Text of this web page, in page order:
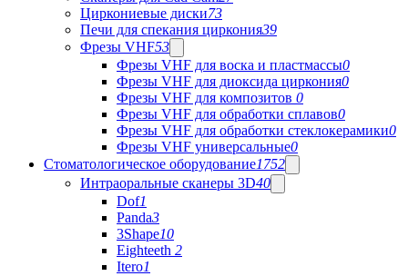
Циркониевые диски73
Печи для спекания циркония39
Фрезы VHF53
Фрезы VHF для воска и пластмассы0
Фрезы VHF для диоксида циркония0
Фрезы VHF для композитов 0
Фрезы VHF для обработки сплавов0
Фрезы VHF для обработки стеклокерамики0
Фрезы VHF универсальные0
Стоматологическое оборудование1752
Интраоральные сканеры 3D40
Dof1
Panda3
3Shape10
Eighteeth 2
Itero1